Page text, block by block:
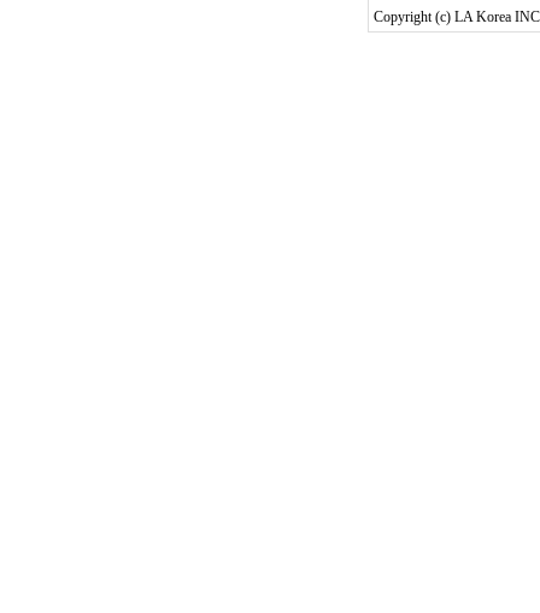
Copyright (c) LA Korea